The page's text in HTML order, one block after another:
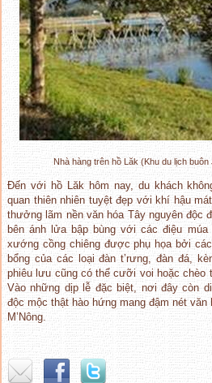
Nhà hàng trên hồ Lăk (Khu du lịch
Đến với hồ Lăk hôm nay, du khách
quan thiên nhiên tuyệt đẹp với khí hậu
thưởng lãm nền văn hóa Tây nguyên độc
bên ánh lửa bập bùng với các điệu
xướng cồng chiêng được phụ họa bởi
bổng của các loại đàn t’rưng, đàn đá,
phiêu lưu cũng có thể cưỡi voi hoặc chèo
Vào những dịp lễ đặc biệt, nơi đây còn
độc mộc thật hào hứng mang đậm nét văn
M’Nông.